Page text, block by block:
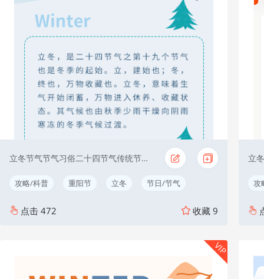
立冬节气节气习俗二十四节气传统节日简约文艺绿色
攻略/科普 重阳节 立冬 节日/节气
点击 472 收藏 9
攻
VIP